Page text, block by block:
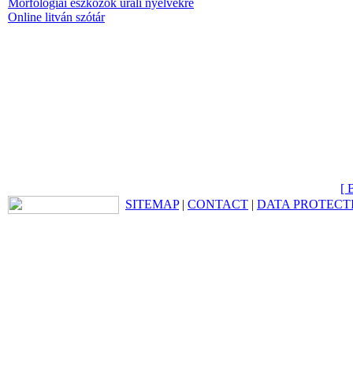
Online litván szótár
[
SITEMAP| CONTACT | DATA